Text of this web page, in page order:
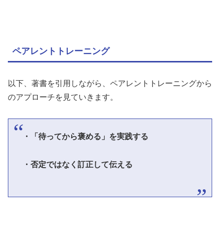
ペアレントトレーニング
以下、著書を引用しながら、ペアレントトレーニングから
のアプローチを見ていきます。
・「待ってから褒める」を実践する
・否定ではなく訂正して伝える